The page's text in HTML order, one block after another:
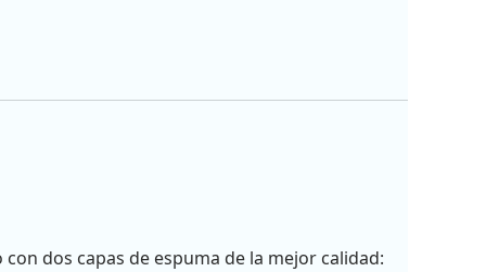
dos capas de espuma de la mejor calidad: